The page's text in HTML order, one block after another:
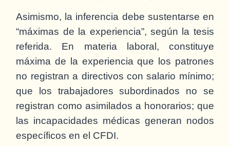
Asimismo, la inferencia debe sustentarse en
“máximas de la experiencia”, según la tesis
referida. En materia laboral, constituye
máxima de la experiencia que los patrones
no registran a directivos con salario mínimo;
que los trabajadores subordinados no se
registran como asimilados a honorarios; que
las incapacidades médicas generan nodos
específicos en el CFDI.